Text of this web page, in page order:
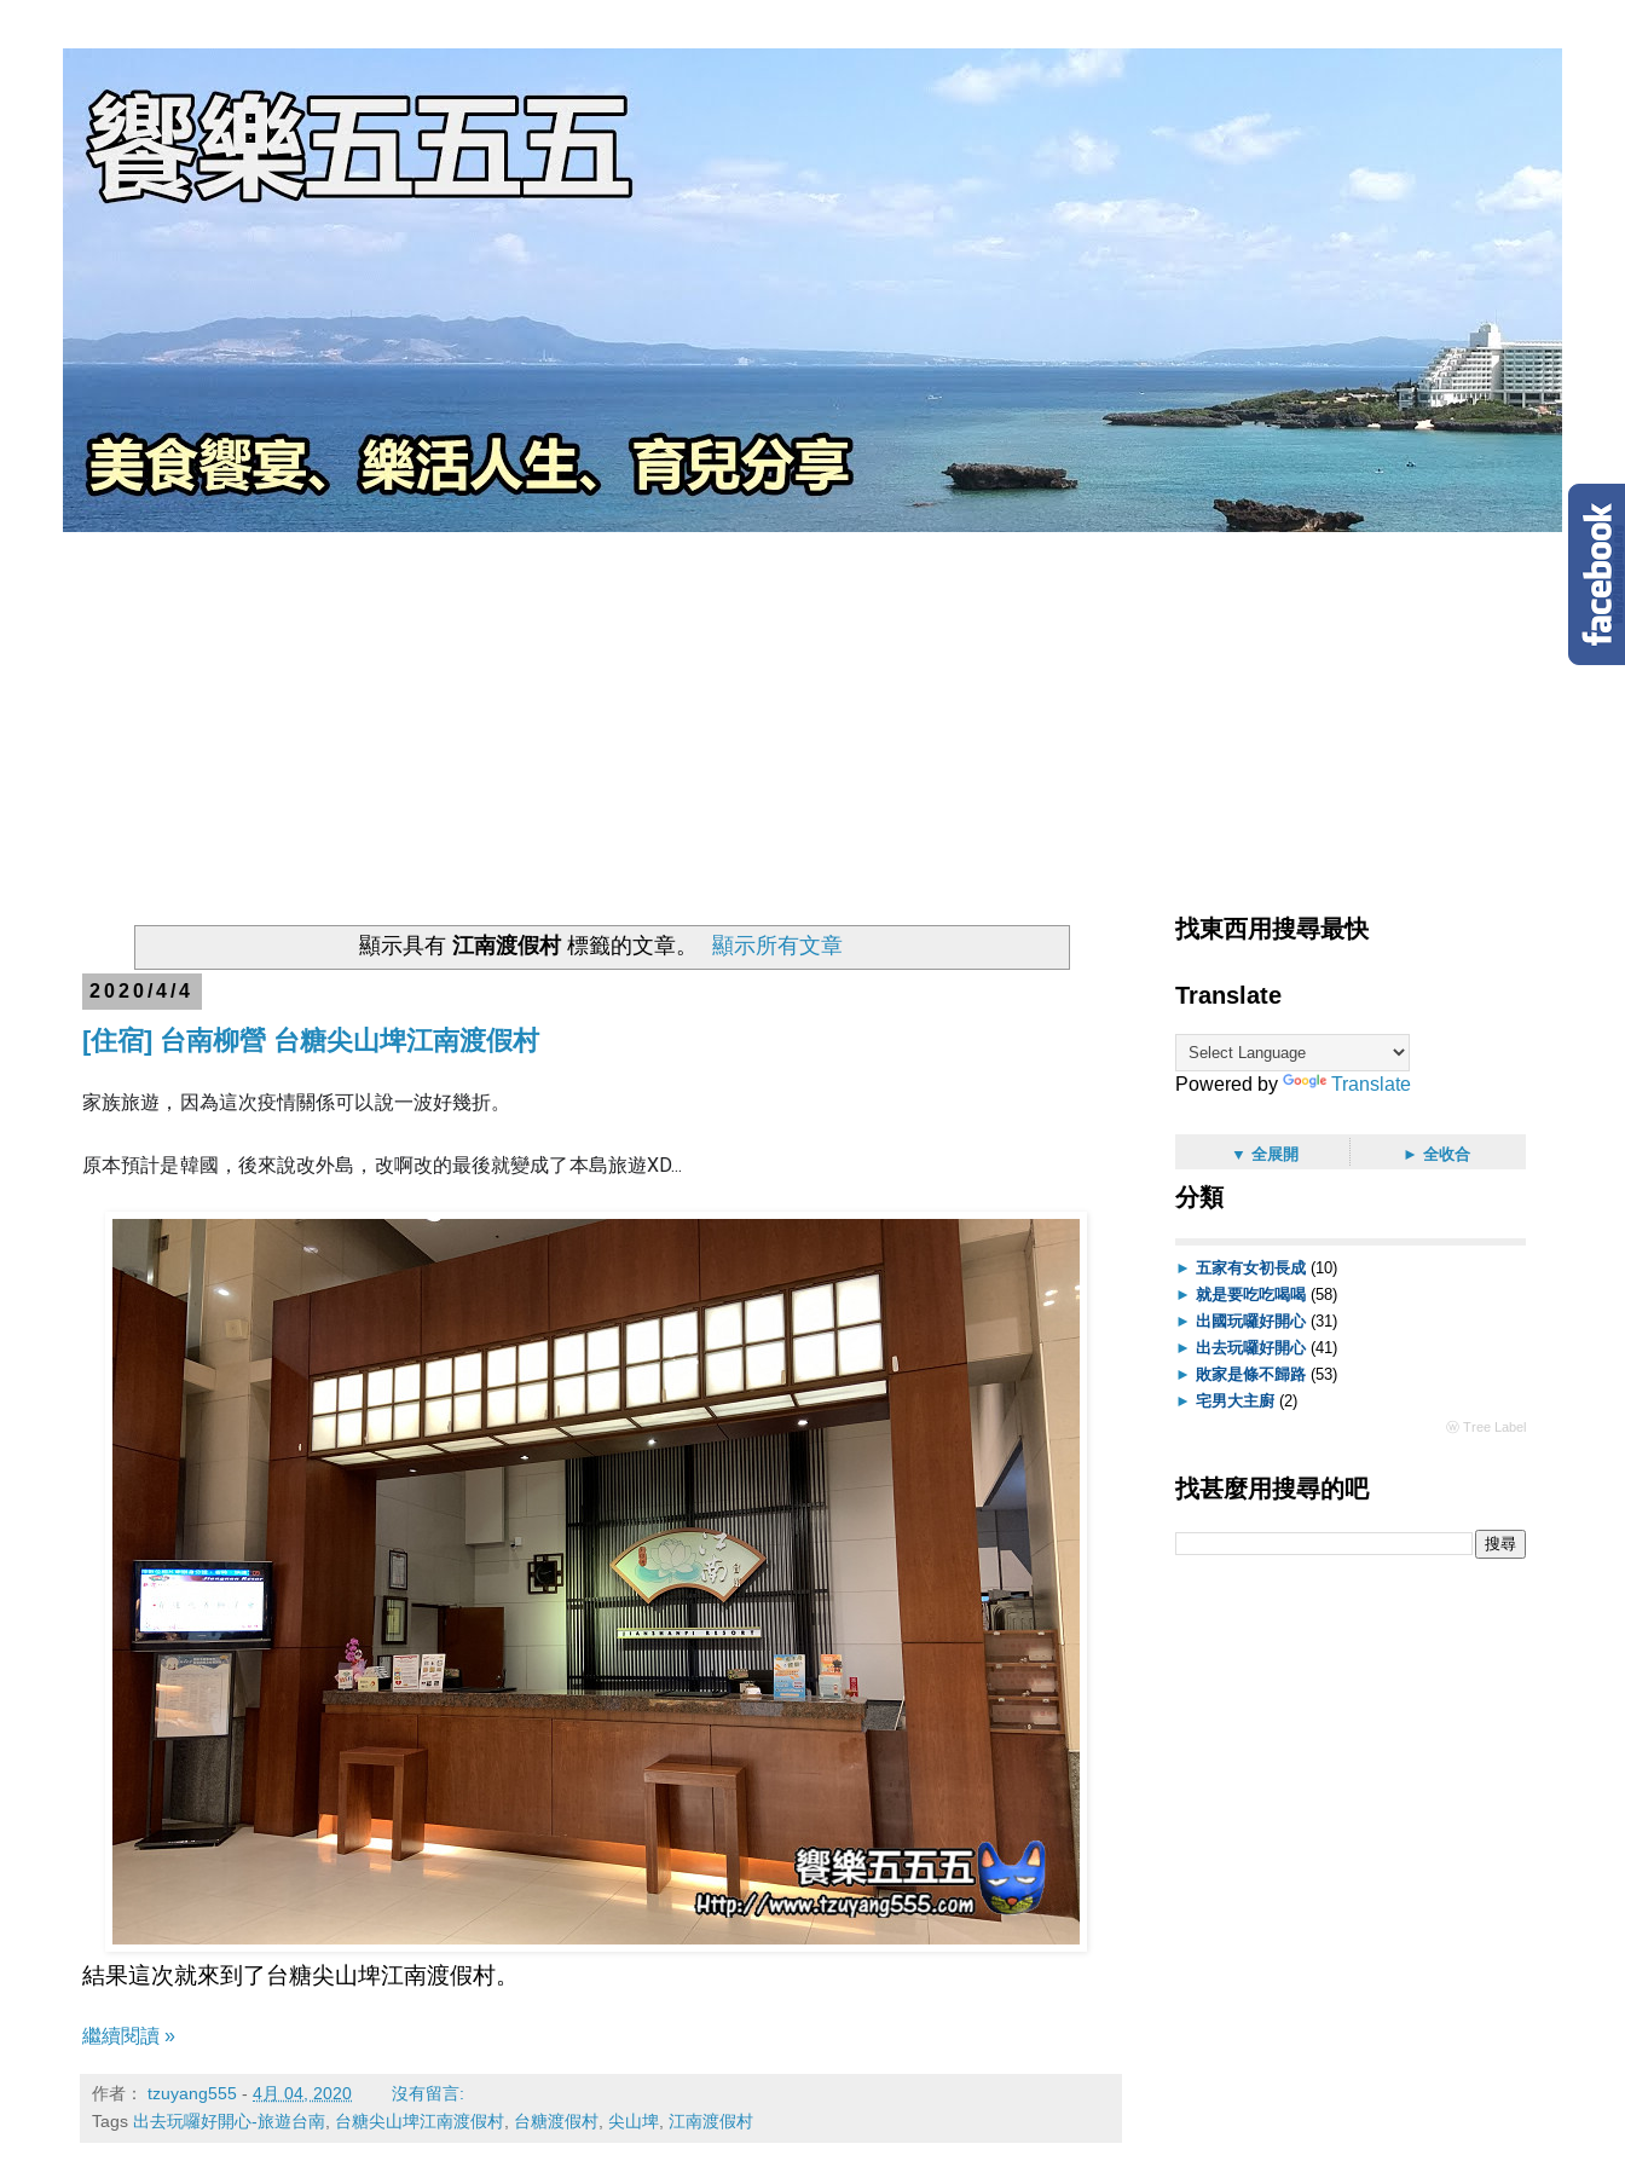
顯示具有 江南渡假村標籤的文章。 顯示所有文章
2020/4/4
[住宿] 台南柳營 台糖尖山埤江南渡假村
家族旅遊，因為這次疫情關係可以說一波好幾折。
原本預計是韓國，後來說改外島，改啊改的最後就變成了本島旅遊XD...
結果這次就來到了台糖尖山埤江南渡假村。
繼續閱讀 »
作者： tzuyang555 - 4月 04, 2020
沒有留言:
Tags 出去玩囉好開心-旅遊台南 台糖尖山埤江南渡假村 台糖渡假村 尖山埤 江南渡假村
找東西用搜尋最快
Translate
Powered by Translate
▼ 全展開 ► 全收合
分類
► 五家有女初長成 (10)
► 就是要吃吃喝喝 (58)
► 出國玩囉好開心 (31)
► 出去玩囉好開心 (41)
► 敗家是條不歸路 (53)
► 宅男大主廚 (2)
ⓦ Tree Label
找甚麼用搜尋的吧